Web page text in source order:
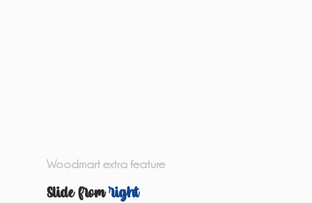
Woodmart extra feature
Slide fromright